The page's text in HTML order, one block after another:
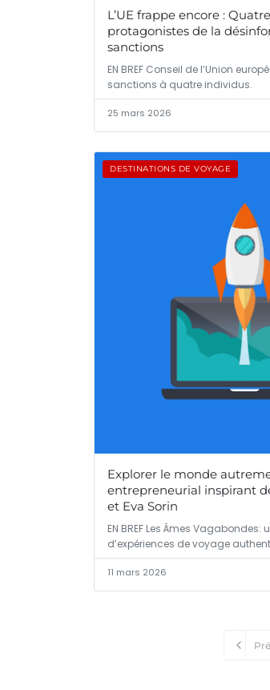
L’UE frappe encore :
protagonistes de la
sanctions
EN BREF Conseil de l’Union
sanctions à quatre individus.
25 mars 2026
DESTINATIONS DE VOYAGE
Explorer le monde
entrepreneurial inspirant
et Eva Sorin
EN BREF Les Âmes Vagabondes:
d’expériences de voyage
11 mars 2026